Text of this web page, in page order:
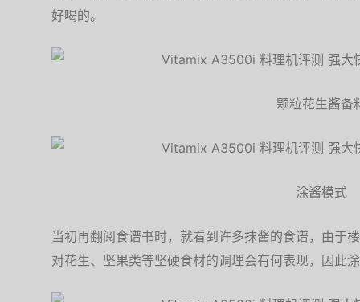
好喝的。
颗粒花生酱备
涂酱模式
当初再翻阅食谱书时，就看到许多抹酱的食谱，由于
对花生、坚果类等坚硬食材的调理会有何表现，因此